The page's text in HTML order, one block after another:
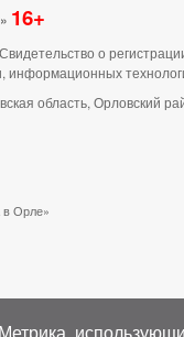
16+
о
область, Орловский
в Орле»